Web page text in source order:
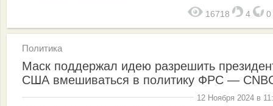
16718 4 0
Политика
Маск поддержал идею разрешить
США вмешиваться в политику ФРС —
12 Ноября 2024 в